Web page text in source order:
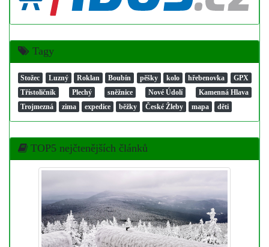
Tagy
Stožec Luzný Roklan Boubín pěšky kolo hřebenovka
GPX
Třístoličník
Plechý sněžnice Nové Údolí
Kamenná Hlava
Trojmezná
zima expedice běžky České Žleby mapa děti
TOP5 nejčtenějších článků